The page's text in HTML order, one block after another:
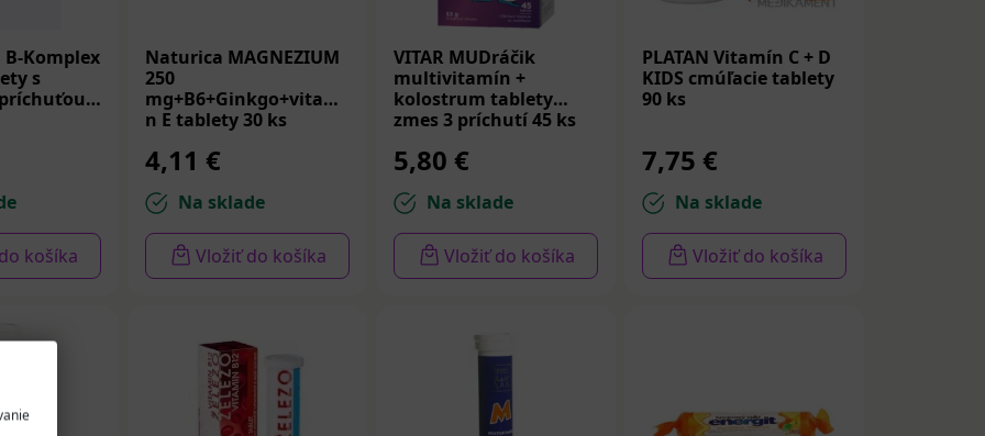
Komplex
s
košíka
Naturica MAGNEZIUM
250
mg+B6+Ginkgo+vitamí
n E tablety 30 ks
4,11 €
Na sklade
Vložiť do košíka
VITAR MUDráčik
multivitamín +
kolostrum tablety
zmes 3 príchutí 45 ks
5,80 €
Na sklade
Vložiť do košíka
PLATAN Vitamín C + D
KIDS cmúľacie tablety
90 ks
7,75 €
Na sklade
Vložiť do košíka